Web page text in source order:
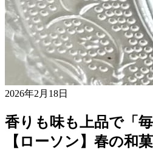
2026年2月18日
香りも味も上品で「毎
【ローソン】春の和